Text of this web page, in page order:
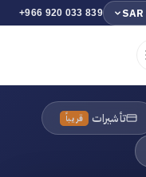
+966 920 033 839
تأشيرات قريباً